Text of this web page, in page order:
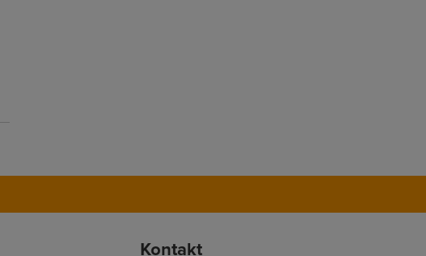
Kontakt